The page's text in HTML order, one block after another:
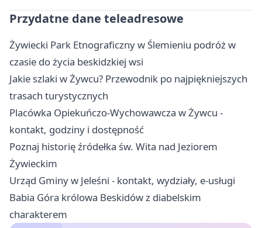
Przydatne dane teleadresowe
Żywiecki Park Etnograficzny w Ślemieniu podróż w
czasie do życia beskidzkiej wsi
Jakie szlaki w Żywcu? Przewodnik po najpiękniejszych
trasach turystycznych
Placówka Opiekuńczo-Wychowawcza w Żywcu -
kontakt, godziny i dostępność
Poznaj historię źródełka św. Wita nad Jeziorem
Żywieckim
Urząd Gminy w Jeleśni - kontakt, wydziały, e-usługi
Babia Góra królowa Beskidów z diabelskim
charakterem